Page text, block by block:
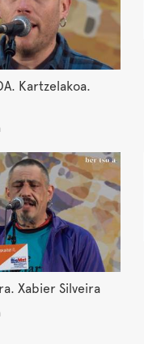
Kartzelakoa.
Xabier Silveira